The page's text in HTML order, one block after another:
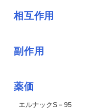
相互作用
副作用
薬価
エルナックS－95